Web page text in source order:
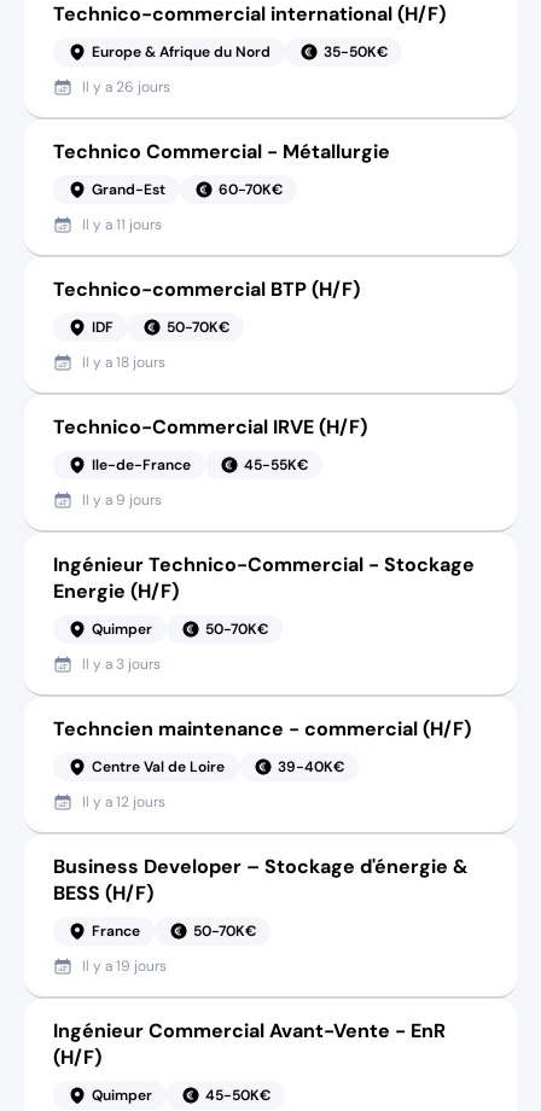
Technico-commercial international (H/F)
Europe & Afrique du Nord
35-50K€
Il y a 26 jours
Technico Commercial - Métallurgie
Grand-Est
60-70K€
Il y a11 jours
Technico-commercial BTP (H/F)
IDF
50-70K€
Il y a18 jours
Technico-Commercial IRVE (H/F)
Ile-de-France
45-55K€
Il y a 9 jours
Ingénieur Technico-Commercial - Stockage
Energie (H/F)
Quimper
50-70K€
Il y a 3 jours
Techncien maintenance - commercial (H/F)
Centre Val de Loire
39-40K€
Il y a12 jours
Business Developer – Stockage d'énergie &
BESS (H/F)
France
50-70K€
Il y a19 jours
Ingénieur Commercial Avant-Vente - EnR
(H/F)
Quimper
45-50K€